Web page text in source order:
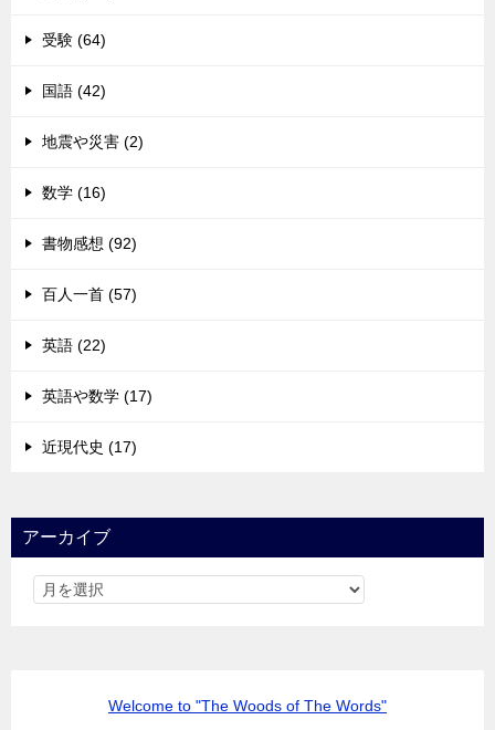
受験 (64)
国語 (42)
地震や災害 (2)
数学 (16)
書物感想 (92)
百人一首 (57)
英語 (22)
英語や数学 (17)
近現代史 (17)
アーカイブ
Welcome to "The Woods of The Words"